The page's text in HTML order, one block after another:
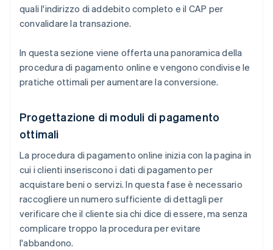
quali l'indirizzo di addebito completo e il CAP per
convalidare la transazione.
In questa sezione viene offerta una panoramica della
procedura di pagamento online e vengono condivise le
pratiche ottimali per aumentare la conversione.
Progettazione di moduli di pagamento
ottimali
La procedura di pagamento online inizia con la pagina in
cui i clienti inseriscono i dati di pagamento per
acquistare beni o servizi. In questa fase è necessario
raccogliere un numero sufficiente di dettagli per
verificare che il cliente sia chi dice di essere, ma senza
complicare troppo la procedura per evitare
l'abbandono.